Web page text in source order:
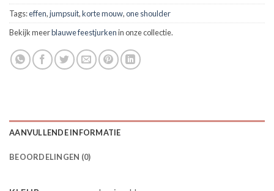
Tags:effen,jumpsuit,korte mouw,one shoulder
Bekijk meerblauwe feestjurkenin onze collectie.
AANVULLENDE INFORMATIE
BEOORDELINGEN (0)